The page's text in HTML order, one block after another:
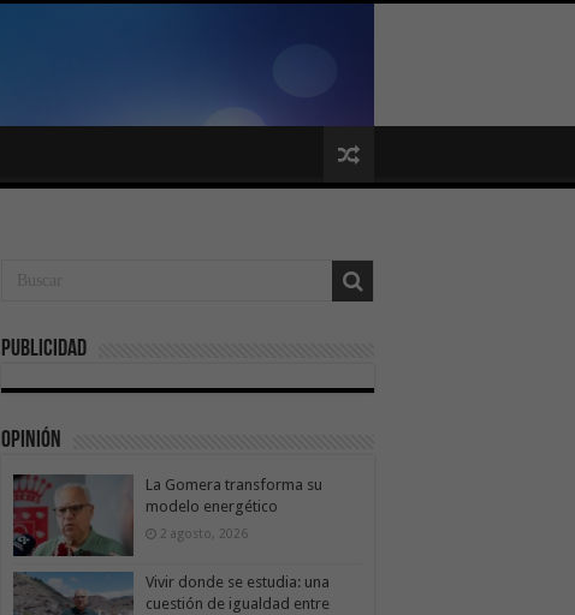
Publicidad
Opinión
La Gomera transforma su
modelo energético
2 agosto, 2026
Vivir donde se estudia: una
cuestión de igualdad entre